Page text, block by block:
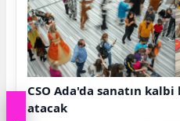
CSO Ada'da sanatın
atacak